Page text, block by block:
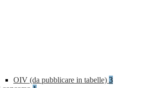
OIV (da pubblicare in tabelle) 3